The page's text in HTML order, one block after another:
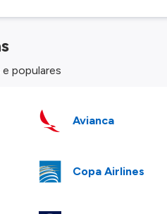
populares
Avianca
Copa Airlines